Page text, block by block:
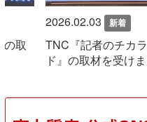
取
2026.02.03 新着
TNC『記者のチカ
ド』の取材を受けま